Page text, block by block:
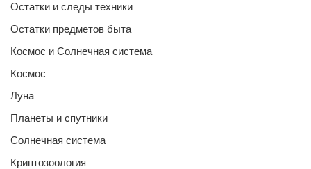
Остатки и следы техники
Остатки предметов быта
Космос и Солнечная система
Космос
Луна
Планеты и спутники
Солнечная система
Криптозоология